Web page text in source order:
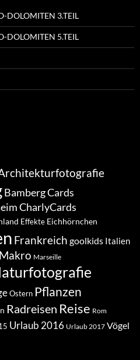
DOLOMITEN 3.TEIL
DOLOMITEN 5.TEIL
Bamberg Cards
CharlyCards
Effekte Eichhörnchen
Frankreich goolkids Italien
Makro Marseille
Ostern Pflanzen
Radreisen Reise Rom
Urlaub 2016 Urlaub 2017 Vögel